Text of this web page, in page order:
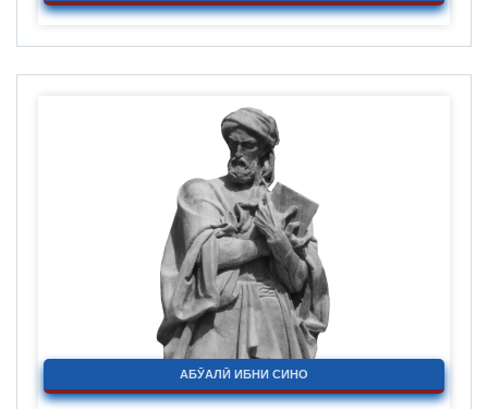
АБӮАЛӢ ИБНИ СИНО